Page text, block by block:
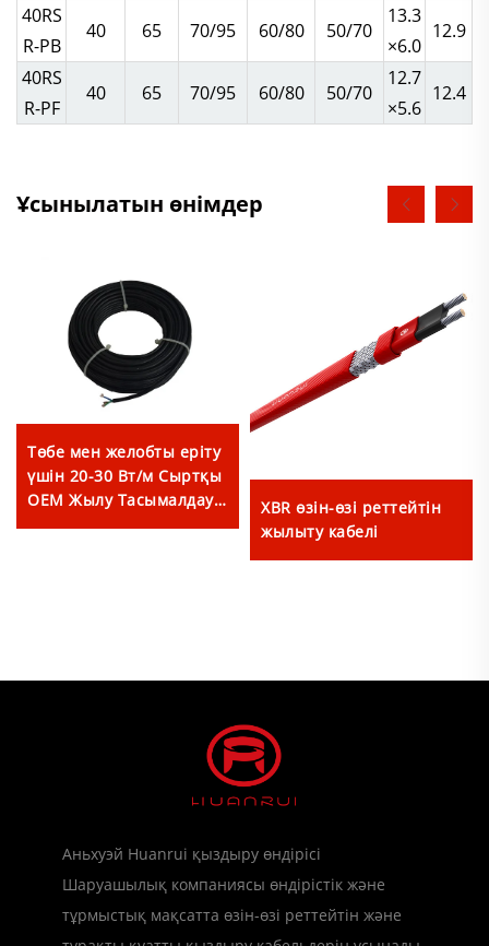
40RS
R-PB
40 65 70/95 60/80 50/70
13.3
×6.0
12.9
40RS
R-PF
40 65 70/95 60/80 50/70
12.7
×5.6
12.4
Ұсынылатын өнімдер
Төбе мен желобты еріту
үшін 20-30 Вт/м Сыртқы
ОЕМ Жылу Тасымалдау
XBR өзін-өзі реттейтін
жылыту кабелі
Аньхуэй Huanrui қыздыру өндірісі
Шаруашылық компаниясы өндірістік және
тұрмыстық мақсатта өзін-өзі реттейтін және